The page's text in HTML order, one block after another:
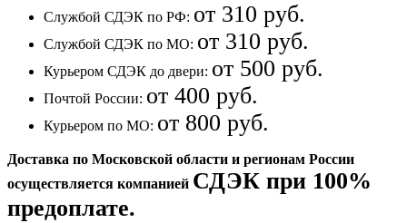
Службой СДЭК по РФ: от 310 руб.
Службой СДЭК по МО: от 310 руб.
Курьером СДЭК до двери: от 500 руб.
Почтой России: от 400 руб.
Курьером по МО: от 800 руб.
Доставка по Московской области и регионам России
осуществляется компанией СДЭК при 100%
предоплате.